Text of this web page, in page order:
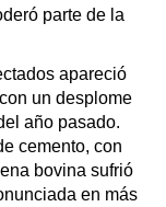
parte de la
apareció
un desplome
año pasado.
cemento, con
bovina sufrió
en más